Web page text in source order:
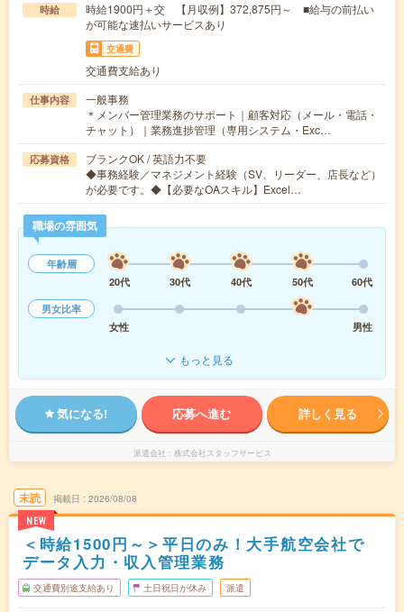
時給
時給1900円＋交 【月収例】372,875円～ ■給与の前払い
が可能な速払いサービスあり
交通費
交通費支給あり
仕事内容
一般事務
＊メンバー管理業務のサポート｜顧客対応（メール・電話・
チャット）｜業務進捗管理（専用システム・Exc…
応募資格
ブランクOK / 英語力不要
◆事務経験／マネジメント経験（SV、リーダー、店長など）
が必要です。◆【必要なOAスキル】Excel…
職場の雰囲気
年齢層
20代
30代 40代 50代
60代
男女比率
女性
男性
もっと見る
気になる! 応募へ進む 詳しく見る
派遣会社 株式会社スタッフサービス
未読
NEW
掲載日 2026/08/08
＜時給1500円～＞平日のみ！大手航空会社で
データ入力・収入管理業務
交通費別途支給あり 土日祝日が休み 派遣